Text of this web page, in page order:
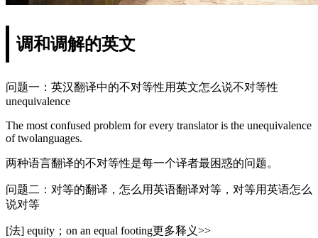
调和调解的英文
问题一：英汉翻译中的不对等性用英文怎么说不对等性
unequivalence
The most confused problem for every translator is the unequivalence
of twolanguages.
两种语言翻译的不对等性是每一个译者最困惑的问题。
问题二：对等的翻译，怎么用英语翻译对等，对等用英语怎么
说对等
[法] equity；on an equal footing更多释义>>